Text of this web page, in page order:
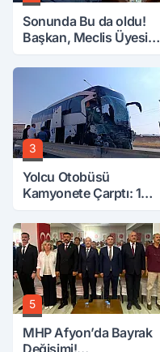
Sonunda Bu da oldu!
Başkan, Meclis Üyesini
Attırdı
3
Yolcu Otobüsü
Kamyonete Çarptı: 1
5
MHP Afyon’da Bayrak
Değişimi!